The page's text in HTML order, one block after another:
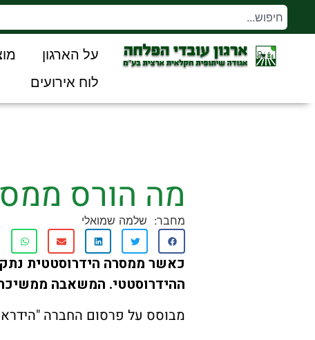
על הארגון
לוח אירועים
מה הורס
מחבר: שלמה שמואלי
כאשר ממסרה הידרוסטטית
ההידרוסטטי. המשאבה
מבוסס על פרסום החברה